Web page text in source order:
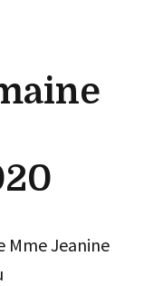
Mme Jeanine